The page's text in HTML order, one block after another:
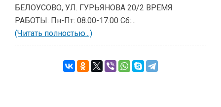
БЕЛОУСОВО, УЛ. ГУРЬЯНОВА 20/2 ВРЕМЯ
РАБОТЫ: Пн-Пт: 08.00-17.00 Сб:...
(Читать полностью...)